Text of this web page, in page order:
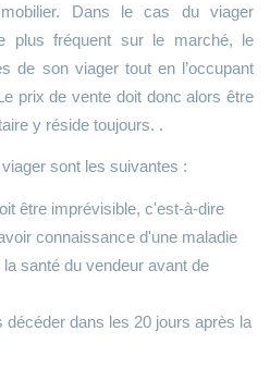
Dans le cas du viager
plus fréquent sur le marché, le
de son viager tout en l’occupant
prix de vente doit donc alors être
y réside toujours. .
sont les suivantes :
être imprévisible, c'est-à-dire
connaissance d'une maladie
santé du vendeur avant de
décéder dans les 20 jours après la